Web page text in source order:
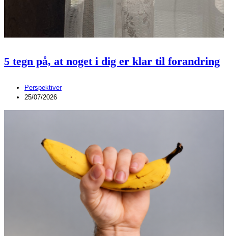
5 tegn på, at noget i dig er klar til forandring
Perspektiver
25/07/2026